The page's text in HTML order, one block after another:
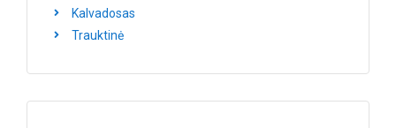
Kalvadosas
Trauktinė